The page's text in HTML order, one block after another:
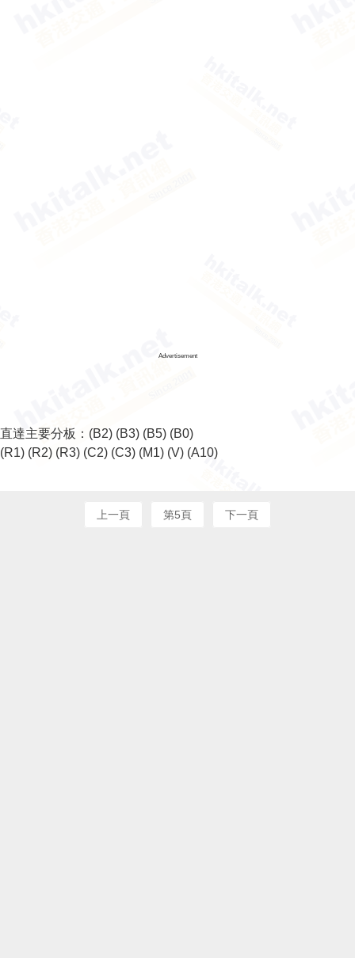
Advertisement
直達主要分板： (B2) (B3) (B5) (B0)
(R1) (R2) (R3) (C2) (C3) (M1) (V) (A10)
上一頁 第5頁 下一頁